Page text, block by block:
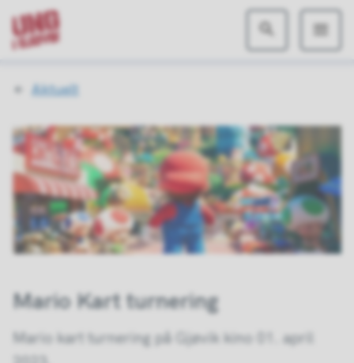
Ung
Du
her:
Aktuelt
Mario Kart turnering
Mario kart turnering på Gjøvik kino 01. april